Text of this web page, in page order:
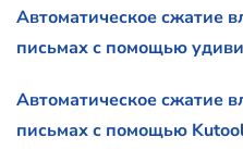
Автоматическое сжатие
письмах с помощью
Автоматическое сжатие
письмах с помощью